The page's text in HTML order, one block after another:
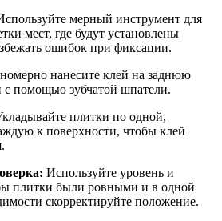
мерный инструмент для
мест, где будут установлены
ошибок при фиксации.
нанесите клей на заднюю
с помощью зубчатой шпатели.
плитки по одной,
к поверхности, чтобы клей
Используйте уровень и
плитки были ровными и в одной
скорректируйте положение.